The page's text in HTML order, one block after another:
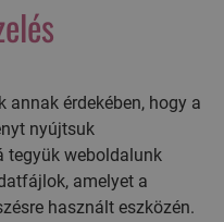
érdekében, hogy a
nyújtsuk
tegyük weboldalunk
amelyet a
használt eszközén.